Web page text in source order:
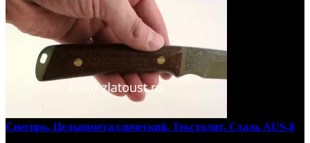
Снегирь. Цельнометаллический. Текстолит. Сталь AUS-8